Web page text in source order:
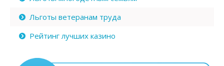
Льготы ветеранам труда
Рейтинг лучших казино